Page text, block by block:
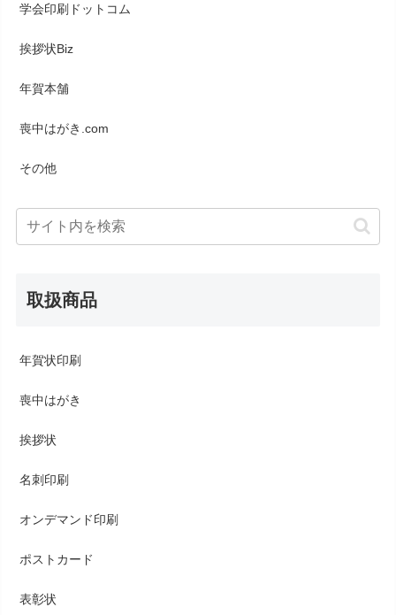
学会印刷ドットコム
挨拶状Biz
年賀本舗
喪中はがき.com
その他
取扱商品
年賀状印刷
喪中はがき
挨拶状
名刺印刷
オンデマンド印刷
ポストカード
表彰状